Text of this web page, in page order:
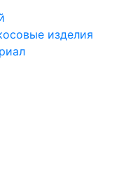
изделия